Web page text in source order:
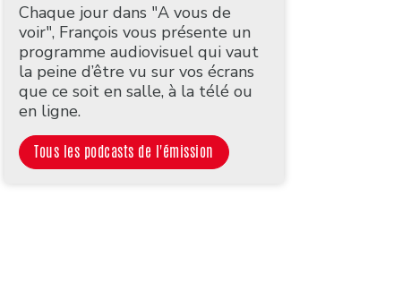
Chaque jour dans "A vous de
voir", François vous présente un
programme audiovisuel qui vaut
la peine d’être vu sur vos écrans
que ce soit en salle, à la télé ou
en ligne.
Tous les podcasts de l'émission